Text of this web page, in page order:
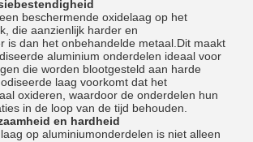
beschermende oxidelaag op het
die aanzienlijk harder en
is dan het onbehandelde metaal.Dit maakt
aluminium onderdelen ideaal voor
die worden blootgesteld aan harde
laag voorkomt dat het
oxideren, waardoor de onderdelen hun
in de loop van de tijd behouden.
en hardheid
op aluminiumonderdelen is niet alleen